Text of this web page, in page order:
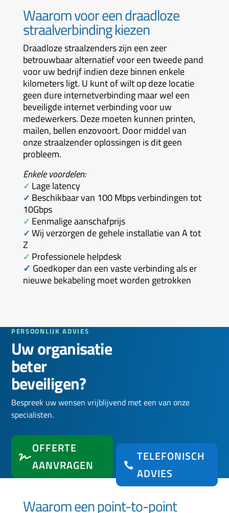
Waarom voor een draadloze
straalverbinding kiezen
Draadloze straalzenders zijn een zeer
betrouwbaar alternatief voor een tweede pand
voor uw bedrijf indien deze binnen enkele
kilometers ligt. U kunt of wilt op deze locatie
geen dure internetverbinding maar wel een
beveiligde internet verbinding voor uw
medewerkers. Deze moeten kunnen printen,
mailen, bellen enzovoort. Door middel van
onze straalzender oplossingen is dit geen
probleem.
Enkele voordelen:
✓ Lage latency
✓ Beschikbaar van 100 Mbps verbindingen tot
10Gbps
✓ Eenmalige aanschafprijs
✓ Wij verzorgen de gehele installatie van A tot
Z
✓ Professionele helpdesk
✓ Goedkoper dan een vaste verbinding als er
nieuwe bekabeling moet worden getrokken
Uw organisatie
beter
beveiligen?
PERSOONLIJK ADVIES
Bespreek uw wensen vrijblijvend met een van onze
specialisten.
OFFERTE
AANVRAGEN
TELEFONISCH
ADVIES
Waarom een point-to-point